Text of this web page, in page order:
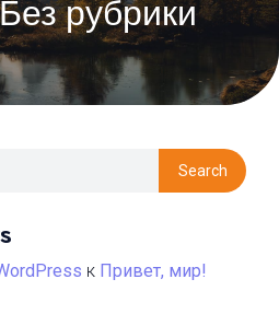
рубрики
Search
к Привет, мир!